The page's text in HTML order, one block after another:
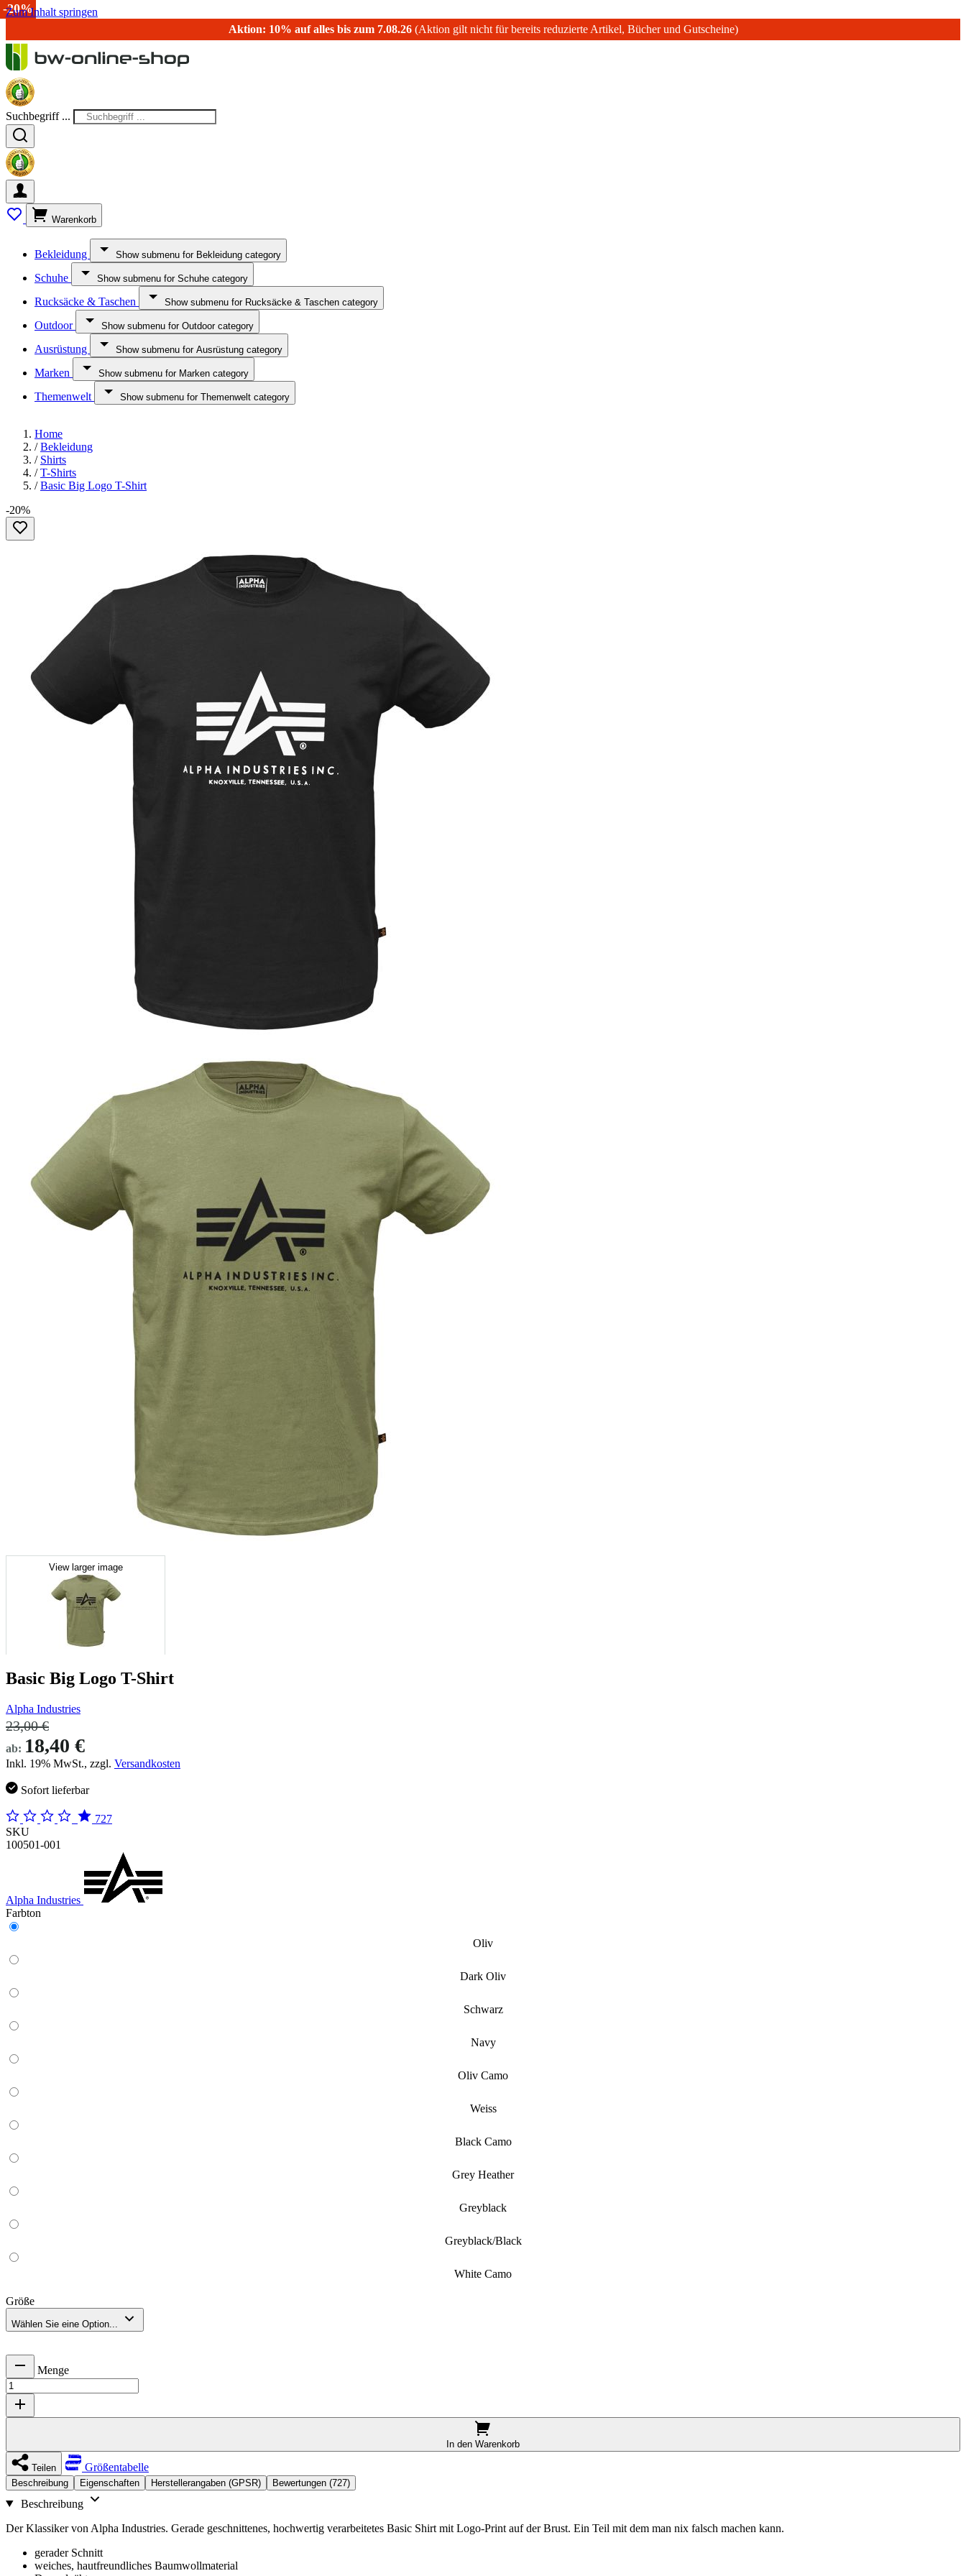
Zum Inhalt springen
Aktion: 10% auf alles bis zum 7.08.26(Aktion gilt nicht für bereits reduzierte Artikel, Bücher und Gutscheine)
Suchbegriff ...
Warenkorb
Bekleidung Show submenu for Bekleidung category
Schuhe Show submenu for Schuhe category
Rucksäcke & Taschen Show submenu for Rucksäcke & Taschen category
Outdoor Show submenu for Outdoor category
Ausrüstung Show submenu for Ausrüstung category
Marken Show submenu for Marken category
Themenwelt Show submenu for Themenwelt category
Home
/ Bekleidung
/ Shirts
/ T-Shirts
/ Basic Big Logo T-Shirt
-20%
View larger image
Basic Big Logo T-Shirt
Alpha Industries
23,00 €
ab: 18,40 €
Inkl. 19% MwSt., zzgl. Versandkosten
Sofort lieferbar
727
SKU
100501-001
Alpha Industries
Farbton
Oliv
Dark Oliv
Schwarz
Navy
Oliv Camo
Weiss
Black Camo
Grey Heather
Greyblack
Greyblack/black
White Camo
Größe
Wählen Sie eine Option...
Menge
In den Warenkorb
Teilen Größentabelle
Beschreibung Eigenschaften Herstellerangaben (GPSR) Bewertungen (727)
Beschreibung
Der Klassiker von Alpha Industries. Gerade geschnittenes, hochwertig verarbeitetes Basic Shirt mit Logo-Print auf der Brust. Ein Teil mit dem man nix falsch machen kann.
gerader Schnitt
weiches, hautfreundliches Baumwollmaterial
-30%
-20%
-20%
-17%
-15%
-20%
-20%
-20%
-20%
-20%